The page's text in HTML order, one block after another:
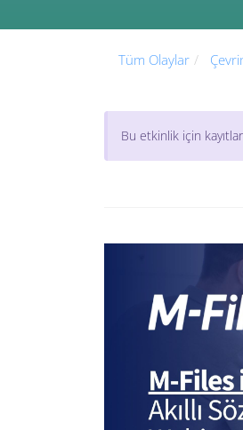
Tüm Olaylar
Bu etkinlik için